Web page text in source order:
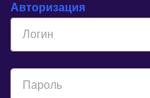
Авторизация